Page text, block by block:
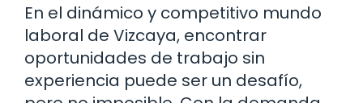
En el dinámico y competitivo mundo
laboral de Vizcaya, encontrar
oportunidades de trabajo sin
experiencia puede ser un desafío,